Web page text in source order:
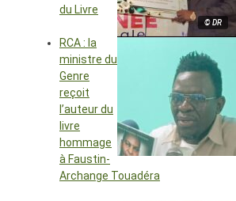
© DR
du Livre
RCA : la
ministre du
Genre
reçoit
l’auteur du
livre
hommage
à Faustin-
Archange Touadéra